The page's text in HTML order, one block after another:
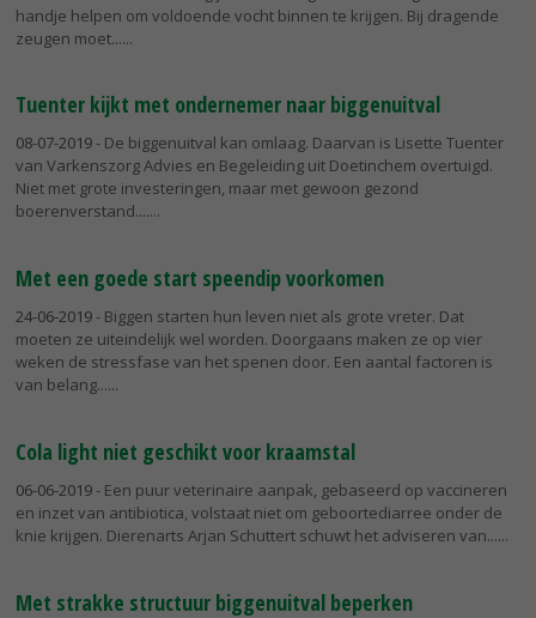
handje helpen om voldoende vocht binnen te krijgen. Bij dragende
zeugen moet...
Tuenter kijkt met ondernemer naar biggenuitval
08-07-2019- De biggenuitval kan omlaag. Daarvan is Lisette Tuenter
van Varkenszorg Advies en Begeleiding uit Doetinchem overtuigd.
Niet met grote investeringen, maar met gewoon gezond
boerenverstand....
Met een goede start speendip voorkomen
24-06-2019- Biggen starten hun leven niet als grote vreter. Dat
moeten ze uiteindelijk wel worden. Doorgaans maken ze op vier
weken de stressfase van het spenen door. Een aantal factoren is
van belang...
Cola light niet geschikt voor kraamstal
06-06-2019- Een puur veterinaire aanpak, gebaseerd op vaccineren
en inzet van antibiotica, volstaat niet om geboortediarree onder de
knie krijgen. Dierenarts Arjan Schuttert schuwt het adviseren van...
Met strakke structuur biggenuitval beperken